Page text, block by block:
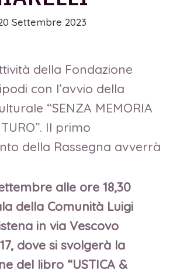
Settembre 2023
della Fondazione
con l’avvio della
“SENZA MEMORIA
Il primo
della Rassegna avverrà
alle ore 18,30
della Comunità Luigi
in via Vescovo
dove si svolgerà la
del libro “USTICA &